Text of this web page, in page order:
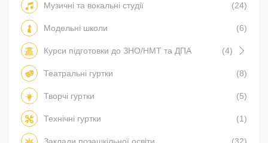
Музичні та вокальні студії (24)
Модельні школи (6)
Курси підготовки до ЗНО/НМТ та ДПА (4)
Театральні гуртки (8)
Творчі гуртки (5)
Технічні гуртки (1)